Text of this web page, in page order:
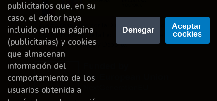
Proyecto financiado por la Dirección General del
Libro y Fomento de la Lectura, Ministerio de
Cultura y Deporte.
publicitarios que, en su
caso, el editor haya
incluido en una página
(publicitarias) y cookies
que almacenan
información del
comportamiento de los
usuarios obtenida a
Denegar
Aceptar
cookies